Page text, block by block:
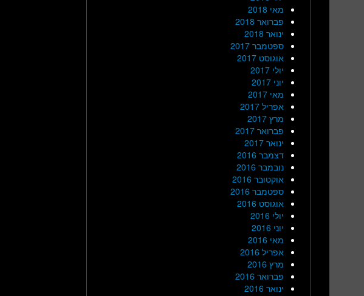
מאי 2018
פברואר 2018
ינואר 2018
ספטמבר 2017
אוגוסט 2017
יולי 2017
יוני 2017
מאי 2017
אפריל 2017
מרץ 2017
פברואר 2017
ינואר 2017
דצמבר 2016
נובמבר 2016
אוקטובר 2016
ספטמבר 2016
אוגוסט 2016
יולי 2016
יוני 2016
מאי 2016
אפריל 2016
מרץ 2016
פברואר 2016
ינואר 2016